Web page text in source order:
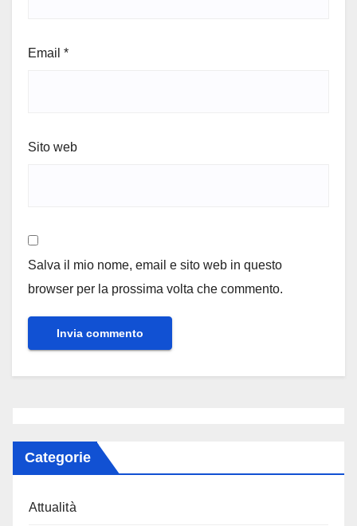
Email *
Sito web
Salva il mio nome, email e sito web in questo
browser per la prossima volta che commento.
Categorie
Attualità